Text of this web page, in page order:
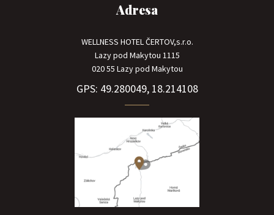
Adresa
WELLNESS HOTEL ČERTOV,s.r.o.
Lazy pod Makytou 1115
020 55 Lazy pod Makytou
GPS: 49.280049, 18.214108